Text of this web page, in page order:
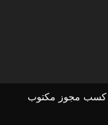
کسب مجوز مکتوب